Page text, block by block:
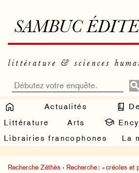
SAMBUC
littérature & sciences
Actualités
Littérature
Arts
Librairies francophones
La
Recherche Zéthès › Recherche : « créoles